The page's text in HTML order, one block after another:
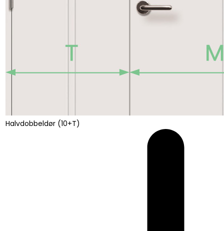
Halvdobbeldør (10+T)